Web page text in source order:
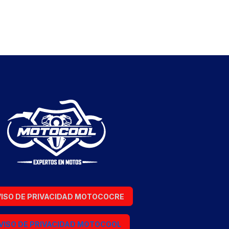
DE PRIVACIDAD MOTOCOCRE
DE PRIVACIDAD MOTOCOOL